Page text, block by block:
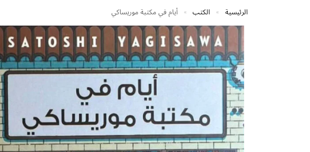
الرئيسية » الكتب » أيام في مكتبة موريساكي